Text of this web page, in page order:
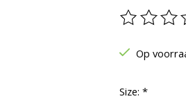
De
Op
Size: *